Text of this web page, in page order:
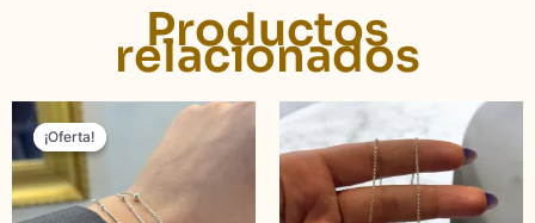
Productos
relacionados
¡Oferta!
¡Oferta!
precio
original
era:
$ 2.590,00.
El
precio